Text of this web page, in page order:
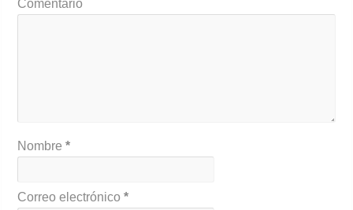
Comentario
Nombre*
Correo electrónico*